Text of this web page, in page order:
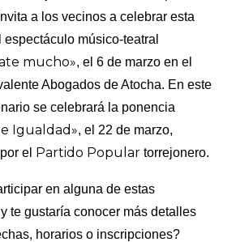
a los vecinos a celebrar esta
espectáculo músico-teatral
mucho», el 6 de marzo en el
Abogados de Atocha. En este
se celebrará la ponencia
Igualdad», el 22 de marzo,
el Partido Popular torrejonero.
en alguna de estas
te gustaría conocer más detalles
horarios o inscripciones?